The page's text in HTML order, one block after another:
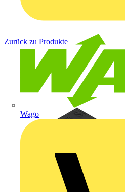
Wago
Zurück zu Produkte